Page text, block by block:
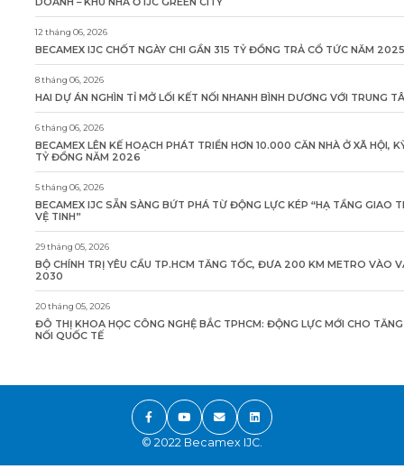
12 tháng 06, 2026
BECAMEX IJC CHỐT NGÀY CHI GẦN 315 TỶ ĐỒNG TRẢ CỔ TỨC NĂM 2025
8 tháng 06, 2026
HAI DỰ ÁN NGHÌN TỈ MỞ LỐI KẾT NỐI NHANH BÌNH DƯƠNG VỚI TRUNG
6 tháng 06, 2026
BECAMEX LÊN KẾ HOẠCH PHÁT TRIỂN HƠN 10.000 CĂN NHÀ Ở XÃ HỘI,
TỶ ĐỒNG NĂM 2026
5 tháng 06, 2026
BECAMEX IJC SẴN SÀNG BỨT PHÁ TỪ ĐỘNG LỰC KÉP “HẠ TẦNG GIAO
VỆ TINH”
29 tháng 05, 2026
BỘ CHÍNH TRỊ YÊU CẦU TP.HCM TĂNG TỐC, ĐƯA 200 KM METRO VÀO
2030
20 tháng 05, 2026
ĐÔ THỊ KHOA HỌC CÔNG NGHỆ BẮC TPHCM: ĐỘNG LỰC MỚI CHO
NỐI QUỐC TẾ
© 2022 Becamex IJC.